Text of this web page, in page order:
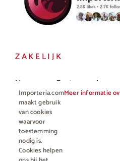
ZAKELIJK
Horeca en Gastronomie
Vakhandel
Importeria.com
maakt gebruik
van cookies
waarvoor
toestemming
nodig is.
Cookies helpen
Meer informatie